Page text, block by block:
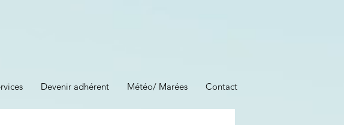
Devenir adhérent Météo/ Marées Contact